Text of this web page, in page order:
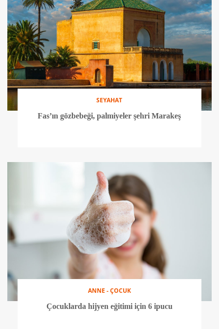
SEYAHAT
Fas’ın gözbebeği, palmiyeler şehri Marakeş
ANNE - ÇOCUK
Çocuklarda hijyen eğitimi için 6 ipucu